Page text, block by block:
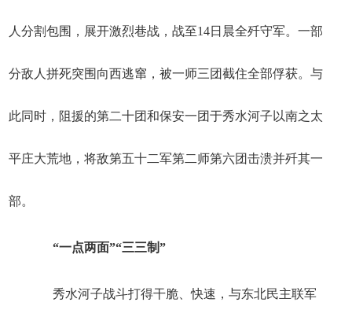
人分割包围，展开激烈巷战，战至14日晨全歼守军。一部
分敌人拼死突围向西逃窜，被一师三团截住全部俘获。与
此同时，阻援的第二十团和保安一团于秀水河子以南之太
平庄大荒地，将敌第五十二军第二师第六团击溃并歼其一
部。
“一点两面”“三三制”
秀水河子战斗打得干脆、快速，与东北民主联军